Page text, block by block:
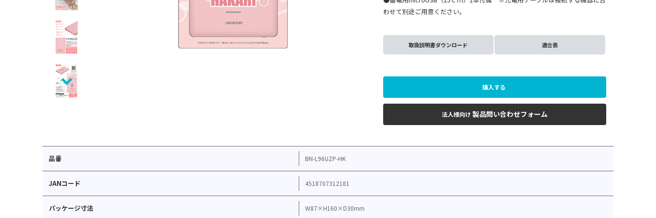
わせて別途ご用意ください。
取扱説明書ダウンロード 適合表
購入する
法人様向け 製品問い合わせフォーム
品番 BN-L96UZP-HK
JANコード 4518707312181
パッケージ寸法 W87×H160×D30mm